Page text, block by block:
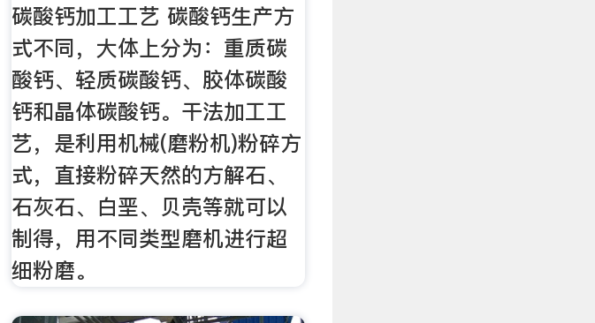
碳酸钙加工工艺 碳酸钙生产方
式不同，大体上分为：重质碳
酸钙、轻质碳酸钙、胶体碳酸
钙和晶体碳酸钙。干法加工工
艺，是利用机械(磨粉机)粉碎方
式，直接粉碎天然的方解石、
石灰石、白垩、贝壳等就可以
制得，用不同类型磨机进行超
细粉磨。